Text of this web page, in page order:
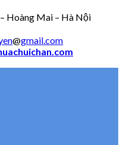
Hoàng Mai – Hà Nội
@gmail.com